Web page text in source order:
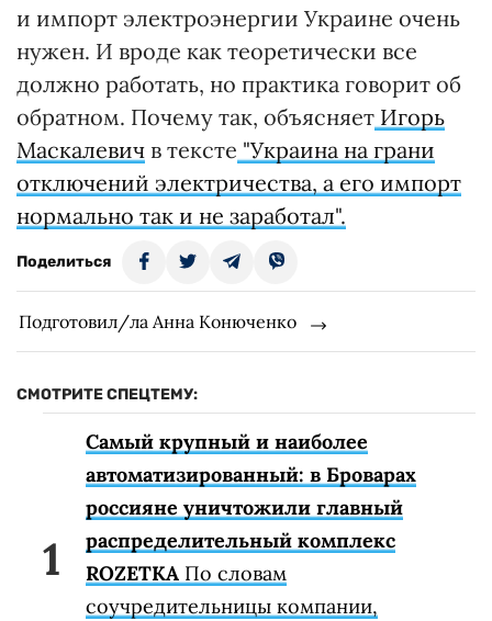
и импорт электроэнергии Украине очень
нужен. И вроде как теоретически все
должно работать, но практика говорит об
обратном. Почему так, объясняет Игорь
Маскалевич в тексте "Украина на грани
отключений электричества, а его импорт
нормально так и не заработал".
Поделиться
Подготовил/ла Анна Конюченко
СМОТРИТЕ СПЕЦТЕМУ:
Самый крупный и наиболее
автоматизированный: в Броварах
россияне уничтожили главный
распределительный комплекс
ROZETKA По словам
соучредительницы компании,